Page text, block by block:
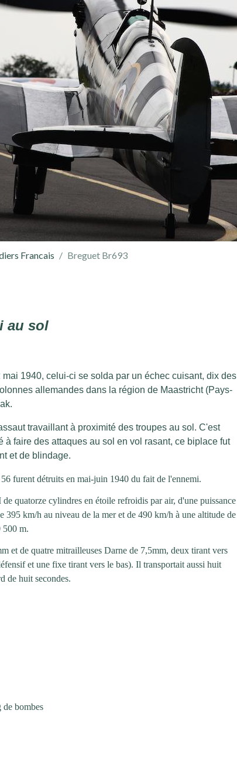
Francais Breguet Br693
au sol
1940, celui-ci se solda par un échec cuisant, dix des
allemandes dans la région de Maastricht (Pays-
travaillant à proximité des troupes au sol. C'est
faire des attaques au sol en vol rasant, ce biplace fut
et de blindage.
furent détruits en mai-juin 1940 du fait de l'ennemi.
quatorze cylindres en étoile refroidis par air, d'une puissance
395 km/h au niveau de la mer et de 490 km/h à une altitude de
500 m.
et de quatre mitrailleuses Darne de 7,5mm, deux tirant vers
et une fixe tirant vers le bas). Il transportait aussi huit
de huit secondes.
bombes